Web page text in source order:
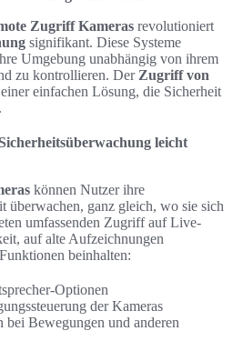
Zugriff Kameras revolutioniert
signifikant. Diese Systeme
Umgebung unabhängig von ihrem
zu kontrollieren. DerZugriff von
einfachen Lösung, die Sicherheit
leicht
können Nutzer ihre
überwachen, ganz gleich, wo sie sich
umfassenden Zugriff auf Live-
auf alte Aufzeichnungen
beinhalten:
Optionen
der Kameras
bei Bewegungen und anderen